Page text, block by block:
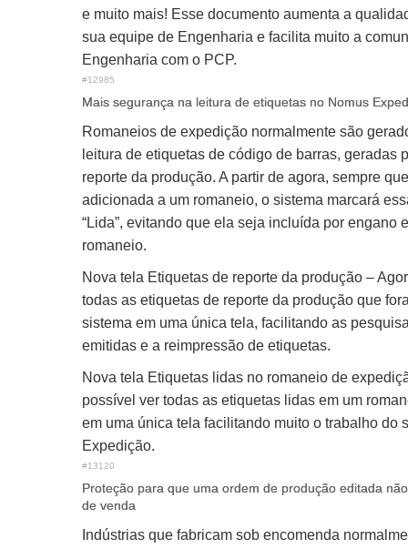
e muito mais! Esse documento aumenta a
sua equipe de Engenharia e facilita muito a
Engenharia com o PCP.
#12985
Mais segurança na leitura de etiquetas no Nomus
Romaneios de expedição normalmente são
leitura de etiquetas de código de barras, geradas
reporte da produção. A partir de agora, sempre
adicionada a um romaneio, o sistema marcará
“Lida”, evitando que ela seja incluída por engano
romaneio.
Nova tela Etiquetas de reporte da produção –
todas as etiquetas de reporte da produção que
sistema em uma única tela, facilitando as
emitidas e a reimpressão de etiquetas.
Nova tela Etiquetas lidas no romaneio de
possível ver todas as etiquetas lidas em um
em uma única tela facilitando muito o trabalho do
Expedição.
#13120
Proteção para que uma ordem de produção editada
de venda
Indústrias que fabricam sob encomenda